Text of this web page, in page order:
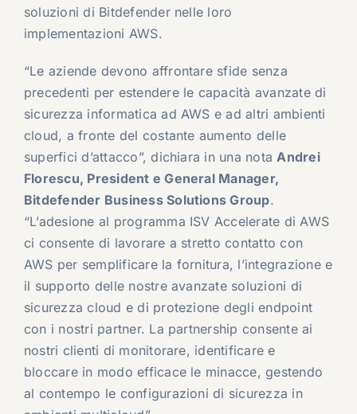
soluzioni di Bitdefender nelle loro
implementazioni AWS.
“Le aziende devono affrontare sfide senza
precedenti per estendere le capacità avanzate di
sicurezza informatica ad AWS e ad altri ambienti
cloud, a fronte del costante aumento delle
superfici d’attacco”, dichiara in una notaAndrei
Florescu, President e General Manager,
Bitdefender Business Solutions Group.
“L’adesione al programma ISV Accelerate di AWS
ci consente di lavorare a stretto contatto con
AWS per semplificare la fornitura, l’integrazione e
il supporto delle nostre avanzate soluzioni di
sicurezza cloud e di protezione degli endpoint
con i nostri partner. La partnership consente ai
nostri clienti di monitorare, identificare e
bloccare in modo efficace le minacce, gestendo
al contempo le configurazioni di sicurezza in